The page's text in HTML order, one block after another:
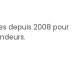
depuis 2008 pour